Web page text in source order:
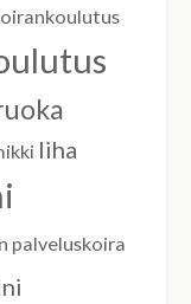
liha
palveluskoira